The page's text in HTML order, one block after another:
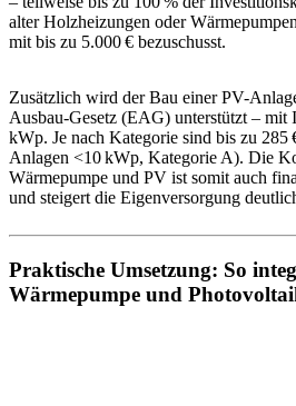
alter Holzheizungen oder
mit bis zu 5.000 € bezuschusst.
Zusätzlich wird der Bau einer PV-
Ausbau-Gesetz (EAG) unterstützt – mit
kWp. Je nach Kategorie sind bis zu
Anlagen <10 kWp, Kategorie A). Die
Wärmepumpe und PV ist somit auch
und steigert die Eigenversorgung
Praktische Umsetzung: So
Wärmepumpe und